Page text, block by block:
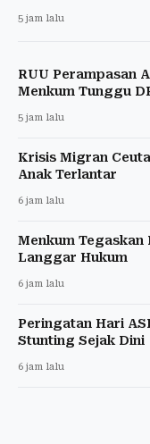
5 jam lalu
RUU Perampasan
Menkum Tunggu
5 jam lalu
Krisis Migran
Anak Terlantar
6 jam lalu
Menkum Tegaskan
Langgar Hukum
6 jam lalu
Peringatan Hari
Stunting Sejak Dini
6 jam lalu